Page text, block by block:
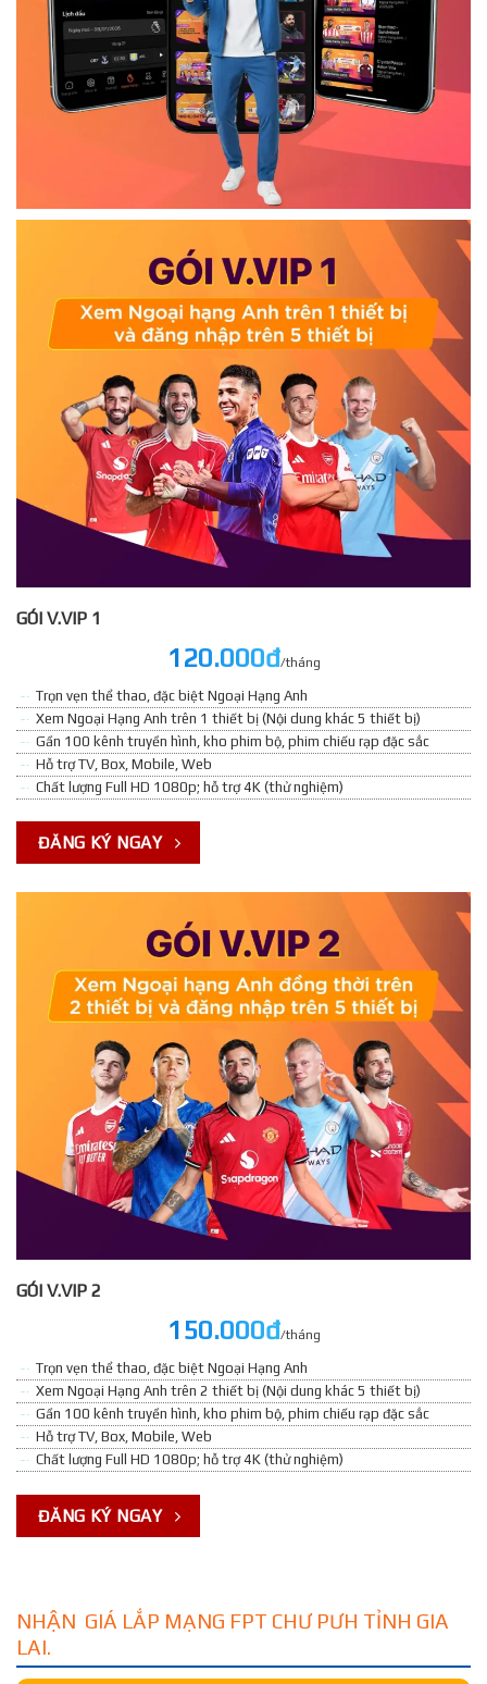
GÓI V.VIP 1
120.000đ/tháng
Trọn vẹn thể thao, đặc biệt Ngoại Hạng Anh
Xem Ngoại Hạng Anh trên 1 thiết bị (Nội dung khác 5 thiết bị)
Gần 100 kênh truyền hình, kho phim bộ, phim chiếu rạp đặc sắc
Hỗ trợ TV, Box, Mobile, Web
Chất lượng Full HD 1080p; hỗ trợ 4K (thử nghiệm)
ĐĂNG KÝ NGAY
GÓI V.VIP 2
150.000đ/tháng
Trọn vẹn thể thao, đặc biệt Ngoại Hạng Anh
Xem Ngoại Hạng Anh trên 2 thiết bị (Nội dung khác 5 thiết bị)
Gần 100 kênh truyền hình, kho phim bộ, phim chiếu rạp đặc sắc
Hỗ trợ TV, Box, Mobile, Web
Chất lượng Full HD 1080p; hỗ trợ 4K (thử nghiệm)
ĐĂNG KÝ NGAY
NHẬN GIÁ LẮP MẠNG FPT CHƯ PƯH TỈNH GIA
LAI.